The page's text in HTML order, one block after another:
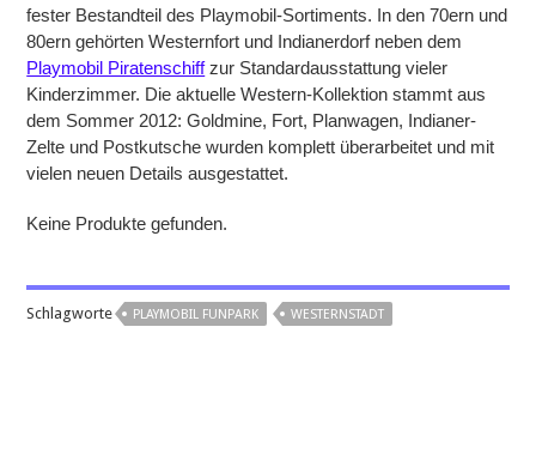
fester Bestandteil des Playmobil-Sortiments. In den 70ern und
80ern gehörten Westernfort und Indianerdorf neben dem
Playmobil Piratenschiffzur Standardausstattung vieler
Kinderzimmer. Die aktuelle Western-Kollektion stammt aus
dem Sommer 2012: Goldmine, Fort, Planwagen, Indianer-
Zelte und Postkutsche wurden komplett überarbeitet und mit
vielen neuen Details ausgestattet.
Keine Produkte gefunden.
Schlagworte PLAYMOBIL FUNPARK WESTERNSTADT